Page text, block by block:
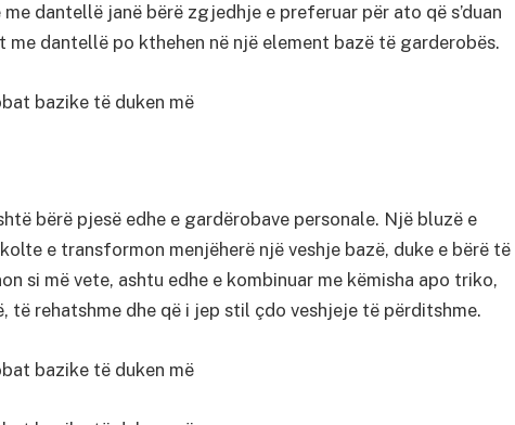
dantellë janë bërë zgjedhje e preferuar për ato që s’duan
dantellë po kthehen në një element bazë të garderobës.
bërë pjesë edhe e gardërobave personale. Një bluzë e
e transformon menjëherë një veshje bazë, duke e bërë të
si më vete, ashtu edhe e kombinuar me këmisha apo triko,
të rehatshme dhe që i jep stil çdo veshjeje të përditshme.